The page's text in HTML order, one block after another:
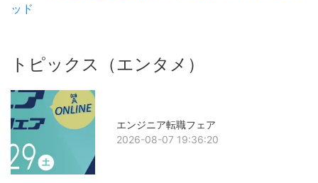
ッド
トピックス（エンタメ）
エンジニア転職フェア
2026-08-07 19:36:20